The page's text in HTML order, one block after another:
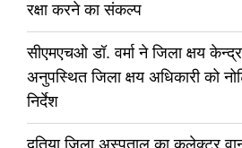
रक्षा करने का संकल्प
सीएमएचओ डॉ. वर्मा ने जिला क्षय केन्द्र
अनुपस्थित जिला क्षय अधिकारी को
निर्देश